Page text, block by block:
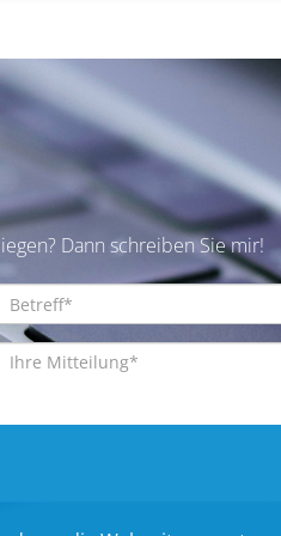
Dann schreiben Sie mir!